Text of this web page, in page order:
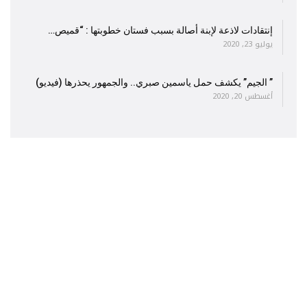
إنتقادات لاذعة لإبنة أصالة بسبب فستان خطوبتها : “قميص…
يوليو 23, 2020
” الجيم” يكشف حمل ياسمين صبري.. والجمهور يحذرها (فيديو)
أغسطس 20, 2020